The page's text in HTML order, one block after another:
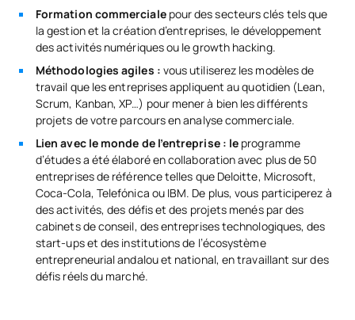
Formation commerciale pour des secteurs clés tels que
la gestion et la création d’entreprises, le développement
des activités numériques ou le growth hacking.
Méthodologies agiles : vous utiliserez les modèles de
travail que les entreprises appliquent au quotidien (Lean,
Scrum, Kanban, XP…) pour mener à bien les différents
projets de votre parcours en analyse commerciale.
Lien avec le monde de l’entreprise : le programme
d’études a été élaboré en collaboration avec plus de 50
entreprises de référence telles que Deloitte, Microsoft,
Coca-Cola, Telefónica ou IBM. De plus, vous participerez à
des activités, des défis et des projets menés par des
cabinets de conseil, des entreprises technologiques, des
start-ups et des institutions de l’écosystème
entrepreneurial andalou et national, en travaillant sur des
défis réels du marché.